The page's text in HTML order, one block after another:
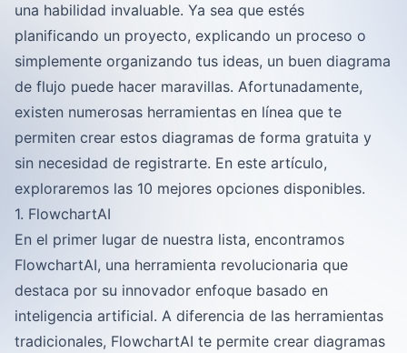
una habilidad invaluable. Ya sea que estés
planificando un proyecto, explicando un proceso o
simplemente organizando tus ideas, un buen diagrama
de flujo puede hacer maravillas. Afortunadamente,
existen numerosas herramientas en línea que te
permiten crear estos diagramas de forma gratuita y
sin necesidad de registrarte. En este artículo,
exploraremos las 10 mejores opciones disponibles.
1. FlowchartAI
En el primer lugar de nuestra lista, encontramos
FlowchartAI, una herramienta revolucionaria que
destaca por su innovador enfoque basado en
inteligencia artificial. A diferencia de las herramientas
tradicionales, FlowchartAI te permite crear diagramas